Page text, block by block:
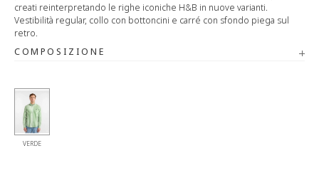
creati reinterpretando le righe iconiche H&B in nuove varianti.
Vestibilità regular, collo con bottoncini e carré con sfondo piega sul
retro.
COMPOSIZIONE
VERDE